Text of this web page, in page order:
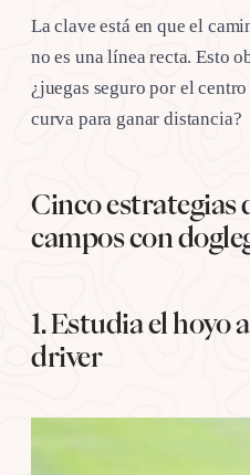
La clave está en que el
no es una línea recta. Esto
¿juegas seguro por el
curva para ganar distancia?
Cinco estrategias
campos con
1. Estudia el hoyo
driver